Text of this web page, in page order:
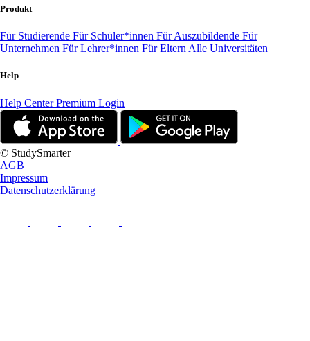
Produkt
Für Studierende Für Schüler*innen Für Auszubildende Für
Unternehmen Für Lehrer*innen Für Eltern Alle Universitäten
Help
Help CenterPremium Login
© StudySmarter
AGB
Impressum
Datenschutzerklärung